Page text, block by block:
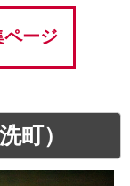
ページ
町）